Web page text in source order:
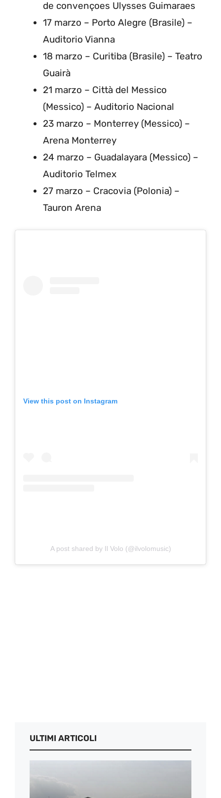
de convençoes Ulysses Guimaraes
17 marzo – Porto Alegre (Brasile) –
Auditorio Vianna
18 marzo – Curitiba (Brasile) – Teatro
Guairà
21 marzo – Città del Messico
(Messico) – Auditorio Nacional
23 marzo – Monterrey (Messico) –
Arena Monterrey
24 marzo – Guadalayara (Messico) –
Auditorio Telmex
27 marzo – Cracovia (Polonia) –
Tauron Arena
View this post on Instagram
A post shared by Il Volo (@ilvolomusic)
ULTIMI ARTICOLI